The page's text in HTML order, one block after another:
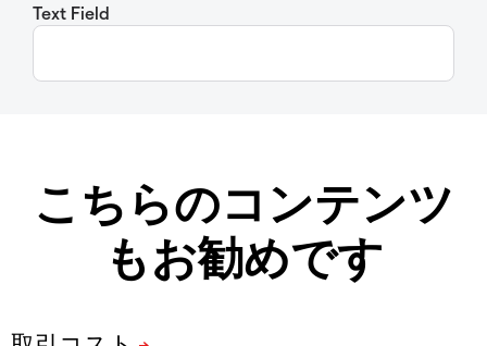
Text Field
こちらのコンテンツ
もお勧めです